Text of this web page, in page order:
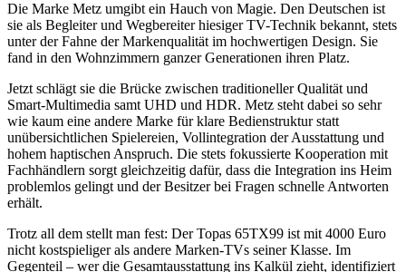
Die Marke Metz umgibt ein Hauch von Magie. Den Deutschen ist
sie als Begleiter und Wegbereiter hiesiger TV-Technik bekannt, stets
unter der Fahne der Markenqualität im hochwertigen Design. Sie
fand in den Wohnzimmern ganzer Generationen ihren Platz.
Jetzt schlägt sie die Brücke zwischen traditioneller Qualität und
Smart-Multimedia samt UHD und HDR. Metz steht dabei so sehr
wie kaum eine andere Marke für klare Bedienstruktur statt
unübersichtlichen Spielereien, Vollintegration der Ausstattung und
hohem haptischen Anspruch. Die stets fokussierte Kooperation mit
Fachhändlern sorgt gleichzeitig dafür, dass die Integration ins Heim
problemlos gelingt und der Besitzer bei Fragen schnelle Antworten
erhält.
Trotz all dem stellt man fest: Der Topas 65TX99 ist mit 4000 Euro
nicht kostspieliger als andere Marken-TVs seiner Klasse. Im
Gegenteil – wer die Gesamtausstattung ins Kalkül zieht, identifiziert